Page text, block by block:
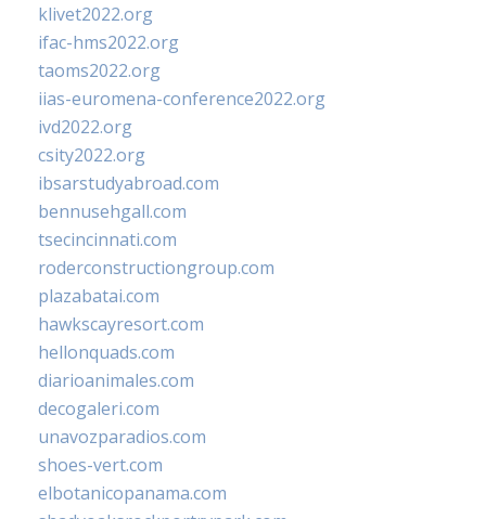
klivet2022.org
ifac-hms2022.org
taoms2022.org
iias-euromena-conference2022.org
ivd2022.org
csity2022.org
ibsarstudyabroad.com
bennusehgall.com
tsecincinnati.com
roderconstructiongroup.com
plazabatai.com
hawkscayresort.com
hellonquads.com
diarioanimales.com
decogaleri.com
unavozparadios.com
shoes-vert.com
elbotanicopanama.com